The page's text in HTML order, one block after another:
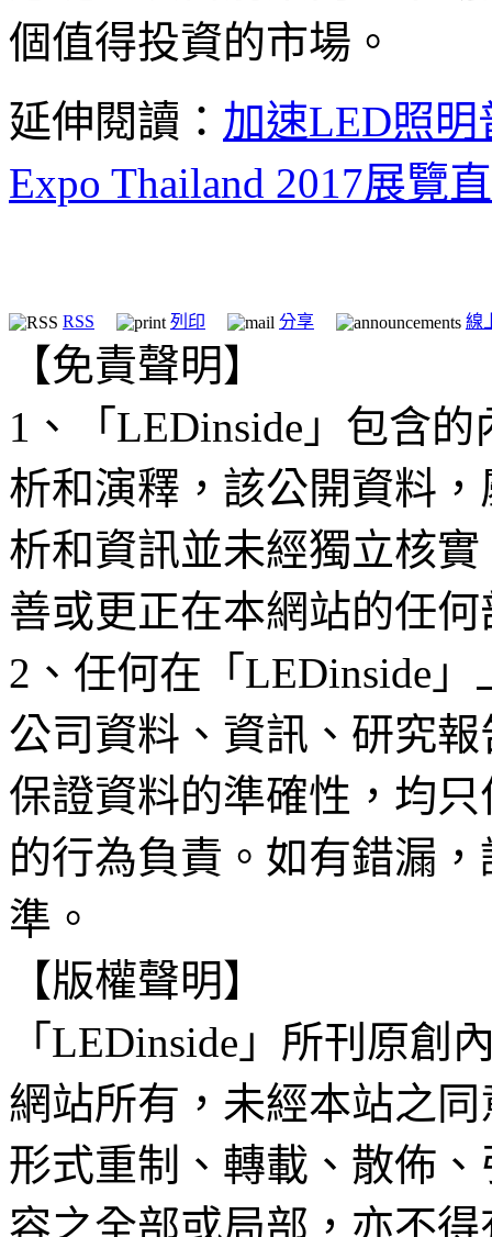
個值得投資的市場。
延伸閱讀： 加速LED照
Expo Thailand 2017展覽
RSS 列印 分享 線
【免責聲明】
1、「LEDinside」包含
析和演釋，該公開資料
析和資訊並未經獨立核
善或更正在本網站的任
2、任何在「LEDinside
公司資料、資訊、研究
保證資料的準確性，均
的行為負責。如有錯漏
準。
【版權聲明】
「LEDinside」所刊原創
網站所有，未經本站之
形式重制、轉載、散佈
容之全部或局部，亦不